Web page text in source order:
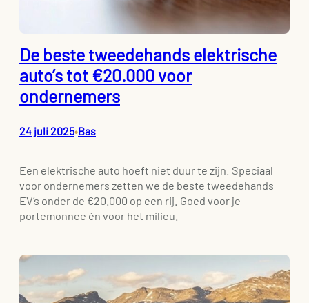
De beste tweedehands elektrische
auto’s tot €20.000 voor
ondernemers
24 juli 2025•Bas
Een elektrische auto hoeft niet duur te zijn. Speciaal
voor ondernemers zetten we de beste tweedehands
EV’s onder de €20.000 op een rij. Goed voor je
portemonnee én voor het milieu.